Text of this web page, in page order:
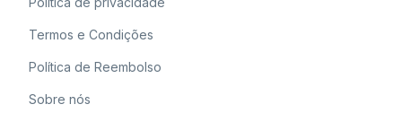
Termos e Condições
Política de Reembolso
Sobre nós